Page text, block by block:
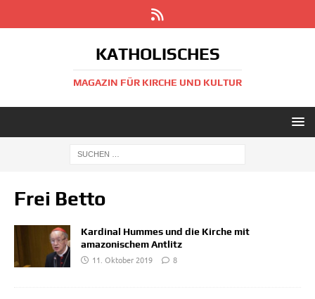
KATHOLISCHES
MAGAZIN FÜR KIRCHE UND KULTUR
Frei Betto
Kardinal Hummes und die Kirche mit
amazonischem Antlitz
11. Oktober 2019
8